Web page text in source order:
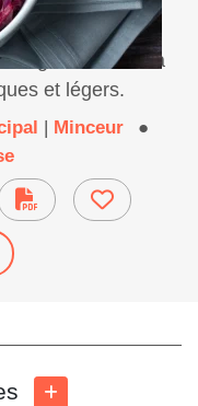
rouge très facile à
et légers.
| Minceur
●